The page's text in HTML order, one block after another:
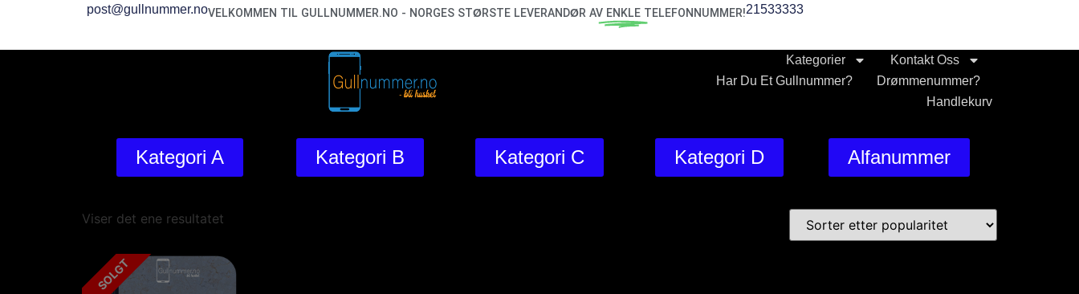
post@gullnummer.noVELKOMMEN TIL GULLNUMMER.NO - NORGES STØRSTE LEVERANDØR AV ENKLE TELEFONNUMMER!21533333
Kategorier
Kontakt Oss
Har Du Et Gullnummer?
Drømmenummer?
Handlekurv
Kategori A Kategori B Kategori C Kategori D Alfanummer
Viser det ene resultatet
SOLGT